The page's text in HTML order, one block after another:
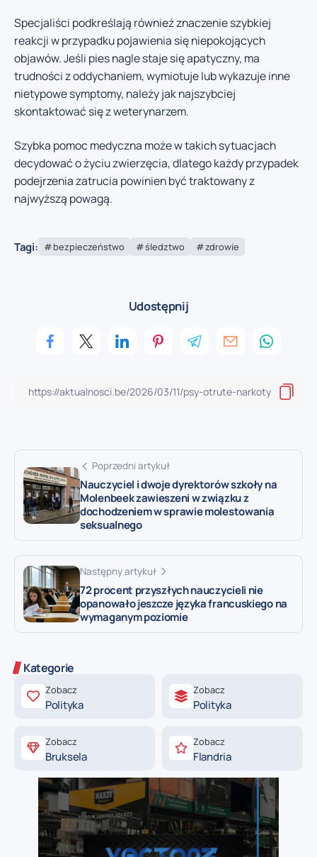
Specjaliści podkreślają również znaczenie szybkiej
reakcji w przypadku pojawienia się niepokojących
objawów. Jeśli pies nagle staje się apatyczny, ma
trudności z oddychaniem, wymiotuje lub wykazuje inne
nietypowe symptomy, należy jak najszybciej
skontaktować się z weterynarzem.
Szybka pomoc medyczna może w takich sytuacjach
decydować o życiu zwierzęcia, dlatego każdy przypadek
podejrzenia zatrucia powinien być traktowany z
najwyższą powagą.
Tagi: bezpieczeństwo śledztwo zdrowie
Udostępnij
Poprzedni artykuł
Nauczyciel i dwoje dyrektorów szkoły na
Molenbeek zawieszeni w związku z
dochodzeniem w sprawie molestowania
seksualnego
Następny artykuł
72 procent przyszłych nauczycieli nie
opanowało jeszcze języka francuskiego na
wymaganym poziomie
Kategorie
Zobacz
Polityka
Zobacz
Polityka
Zobacz
Bruksela
Zobacz
Flandria